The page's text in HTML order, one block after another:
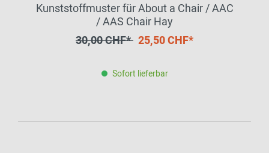
Kunststoffmuster für About a Chair / AAC
/ AAS Chair Hay
30,00 CHF* 25,50 CHF*
Sofort lieferbar